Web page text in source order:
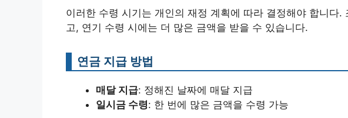
이러한 수령 시기는 개인의 재정 계획에 따라 결정해야 합니다.
고, 연기 수령 시에는 더 많은 금액을 받을 수 있습니다.
연금 지급 방법
매달 지급: 정해진 날짜에 매달 지급
일시금 수령: 한 번에 많은 금액을 수령 가능